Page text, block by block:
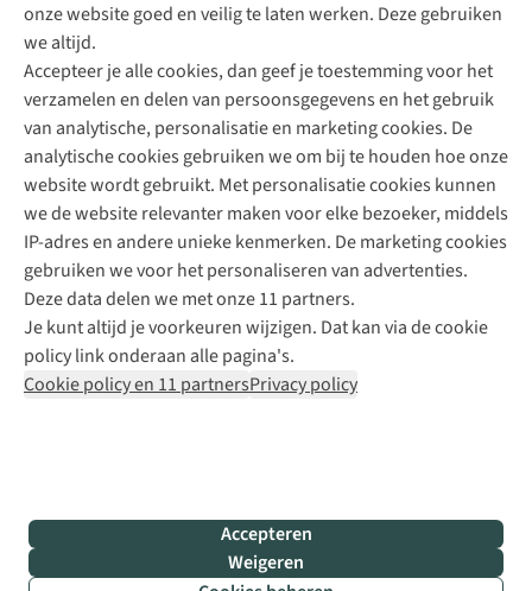
onze website goed en veilig te laten werken. Deze gebruiken
we altijd.
Accepteer je alle cookies, dan geef je toestemming voor het
verzamelen en delen van persoonsgegevens en het gebruik
van analytische, personalisatie en marketing cookies. De
analytische cookies gebruiken we om bij te houden hoe onze
website wordt gebruikt. Met personalisatie cookies kunnen
we de website relevanter maken voor elke bezoeker, middels
IP-adres en andere unieke kenmerken. De marketing cookies
gebruiken we voor het personaliseren van advertenties.
Deze data delen we met onze 11 partners.
Je kunt altijd je voorkeuren wijzigen. Dat kan via de cookie
policy link onderaan alle pagina's.
Cookie policy en 11 partnersPrivacy policy
Accepteren
Weigeren
Direct advies van een Buitenexpert
+31 (0)85 888 50 88
+31 6 12 28 49 80
Contactformulier
Bever
B.V.